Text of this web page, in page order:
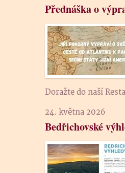
Přednáška o
Doražte do naší
24. května 2026
Bedřichovské